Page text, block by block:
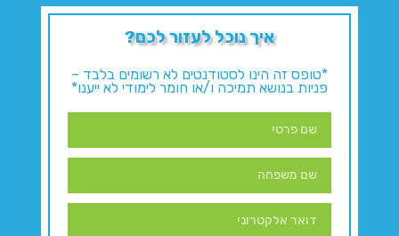
איך נוכל לעזור לכם?
*טופס זה הינו לסטודנטים לא רשומים בלבד –
פניות בנושא תמיכה ו/או חומר לימודי לא ייענו*